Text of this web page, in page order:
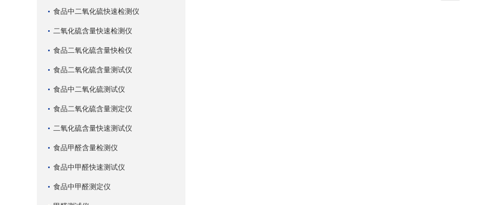
食品中二氧化硫快速检测仪
二氧化硫含量快速检测仪
食品二氧化硫含量快检仪
食品二氧化硫含量测试仪
食品中二氧化硫测试仪
食品二氧化硫含量测定仪
二氧化硫含量快速测试仪
食品甲醛含量检测仪
食品中甲醛快速测试仪
食品中甲醛测定仪